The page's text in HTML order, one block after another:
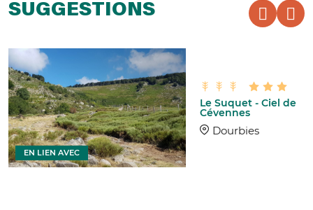
SUGGESTIONS
Le Suquet - Ciel de
Cévennes
Dourbies
EN LIEN AVEC